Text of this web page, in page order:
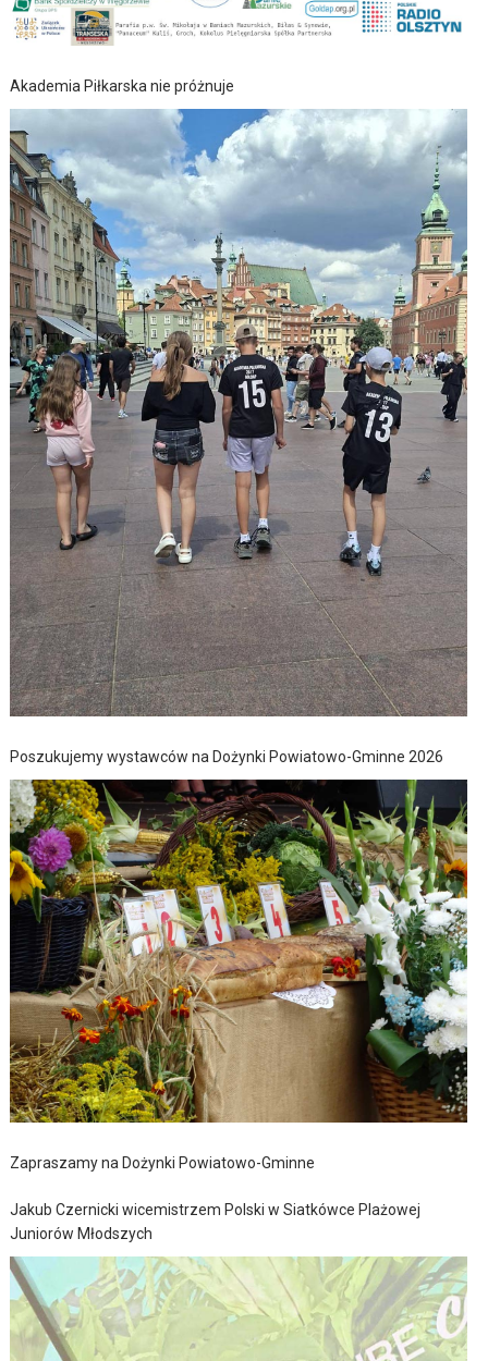
Akademia Piłkarska nie próżnuje
Poszukujemy wystawców na Dożynki Powiatowo-Gminne 2026
Zapraszamy na Dożynki Powiatowo-Gminne
Jakub Czernicki wicemistrzem Polski w Siatkówce Plażowej
Juniorów Młodszych